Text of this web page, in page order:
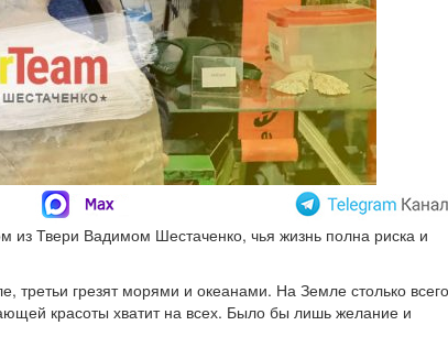
из Твери Вадимом Шестаченко, чья жизнь полна риска и
грезят морями и океанами. На Земле столько всего
красоты хватит на всех. Было бы лишь желание и